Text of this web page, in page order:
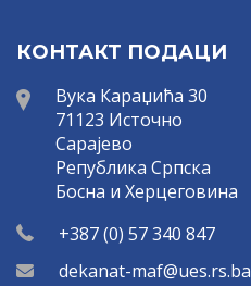
КОНТАКТ ПОДАЦИ
Вука Караџића 30
71123 Источно
Сарајево
Република Српска
Босна и Херцеговина
+387 (0) 57 340 847
dekanat-maf@ues.rs.ba